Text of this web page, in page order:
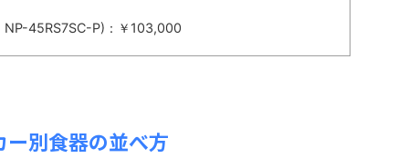
45RS7SC-P)：￥103,000
ー別食器の並べ方